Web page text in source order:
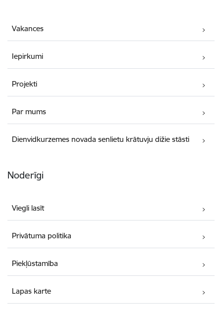
Vakances
Iepirkumi
Projekti
Par mums
Dienvidkurzemes novada senlietu krātuvju dižie stāsti
Noderīgi
Viegli lasīt
Privātuma politika
Piekļūstamība
Lapas karte